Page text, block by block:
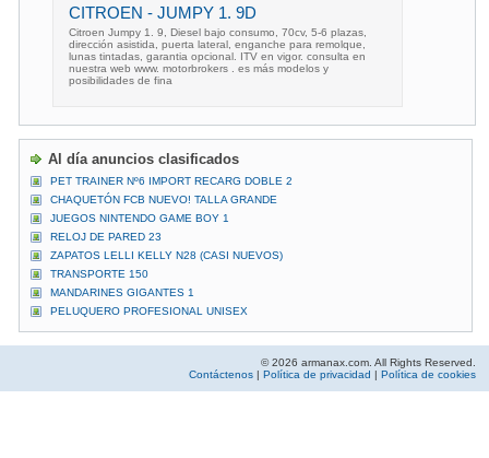
CITROEN - JUMPY 1. 9D
Citroen Jumpy 1. 9, Diesel bajo consumo, 70cv, 5-6 plazas,
dirección asistida, puerta lateral, enganche para remolque,
lunas tintadas, garantia opcional. ITV en vigor. consulta en
nuestra web www. motorbrokers . es más modelos y
posibilidades de fina
Al día anuncios clasificados
PET TRAINER Nº6 IMPORT RECARG DOBLE 2
CHAQUETÓN FCB NUEVO! TALLA GRANDE
JUEGOS NINTENDO GAME BOY 1
RELOJ DE PARED 23
ZAPATOS LELLI KELLY N28 (CASI NUEVOS)
TRANSPORTE 150
MANDARINES GIGANTES 1
PELUQUERO PROFESIONAL UNISEX
© 2026 armanax.com. All Rights Reserved.
Contáctenos
Política de privacidad Política de cookies